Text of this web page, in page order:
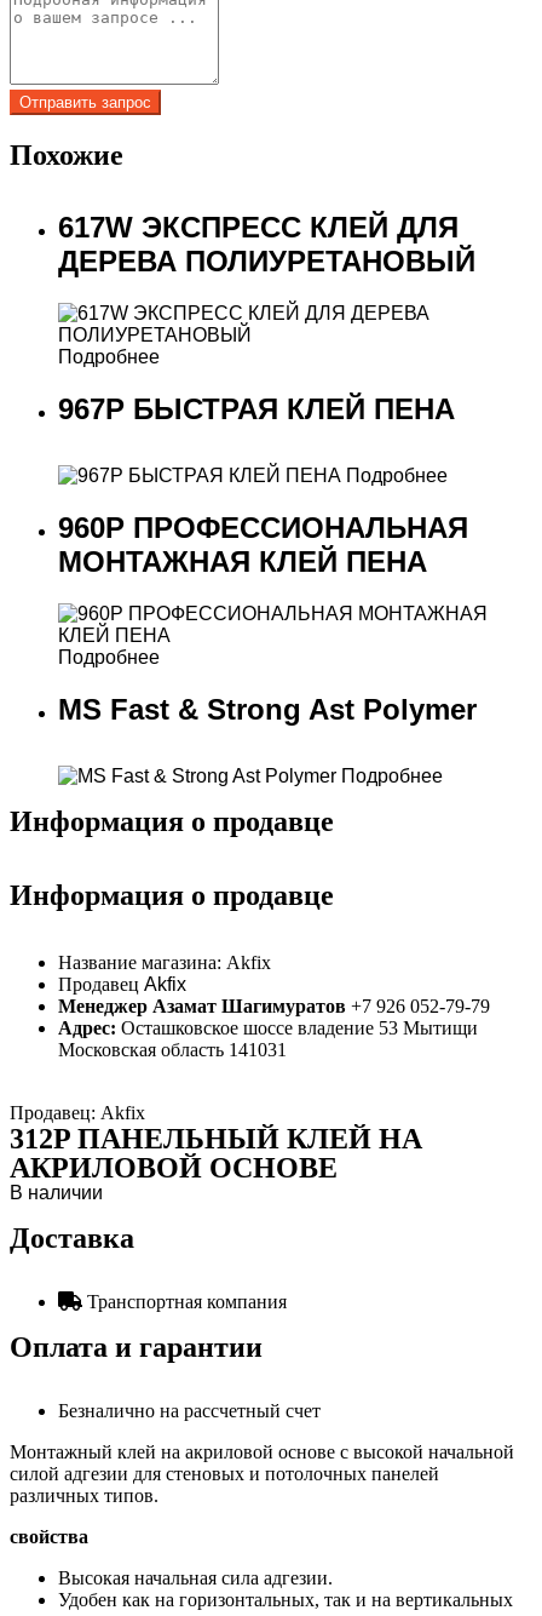
Похожие
617W ЭКСПРЕСС КЛЕЙ ДЛЯ
ДЕРЕВА ПОЛИУРЕТАНОВЫЙ
Подробнее
967P БЫСТРАЯ КЛЕЙ ПЕНА
Подробнее
960P ПРОФЕССИОНАЛЬНАЯ
МОНТАЖНАЯ КЛЕЙ ПЕНА
Подробнее
MS Fast & Strong Ast Polymer
Подробнее
Информация о продавце
Информация о продавце
Название магазина: Akfix
Продавец Akfix
Менеджер Азамат Шагимуратов +7 926 052-79-79
Адрес: Осташковское шоссе владение 53 Мытищи
Московская область 141031
Продавец: Akfix
312P ПАНЕЛЬНЫЙ КЛЕЙ НА
АКРИЛОВОЙ ОСНОВЕ
В наличии
Доставка
Транспортная компания
Оплата и гарантии
Безналично на рассчетный счет
Монтажный клей на акриловой основе с высокой начальной
силой адгезии для стеновых и потолочных панелей
различных типов.
свойства
Высокая начальная сила адгезии.
Удобен как на горизонтальных, так и на вертикальных